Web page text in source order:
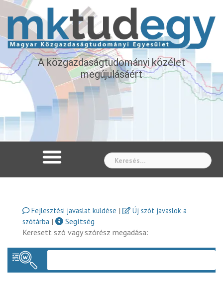
A közgazdaságtudományi közélet
megújulásáért
Fejlesztési javaslat küldése |
Új szót javaslok a
szótárba |
Segítség
Keresett szó vagy szórész megadása: